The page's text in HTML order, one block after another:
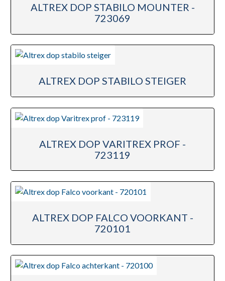
ALTREX DOP STABILO MOUNTER -
723069
ALTREX DOP STABILO STEIGER
ALTREX DOP VARITREX PROF -
723119
ALTREX DOP FALCO VOORKANT -
720101